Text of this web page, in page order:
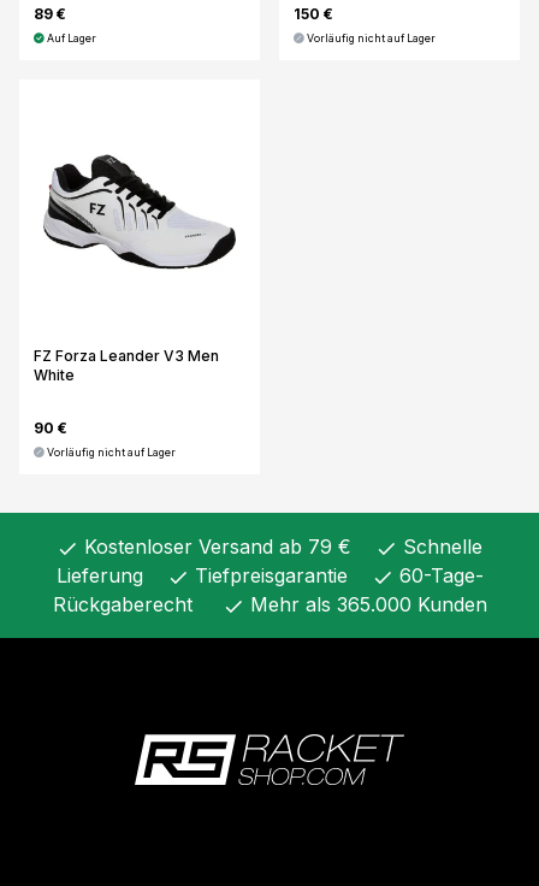
89 €
Auf Lager
150 €
Vorläufig nicht auf Lager
FZ Forza Leander V3 Men
White
90 €
Vorläufig nicht auf Lager
check Kostenloser Versand ab 79 € check Schnelle
Lieferung
check Tiefpreisgarantie check 60-Tage-
Rückgaberecht
check Mehr als 365.000 Kunden